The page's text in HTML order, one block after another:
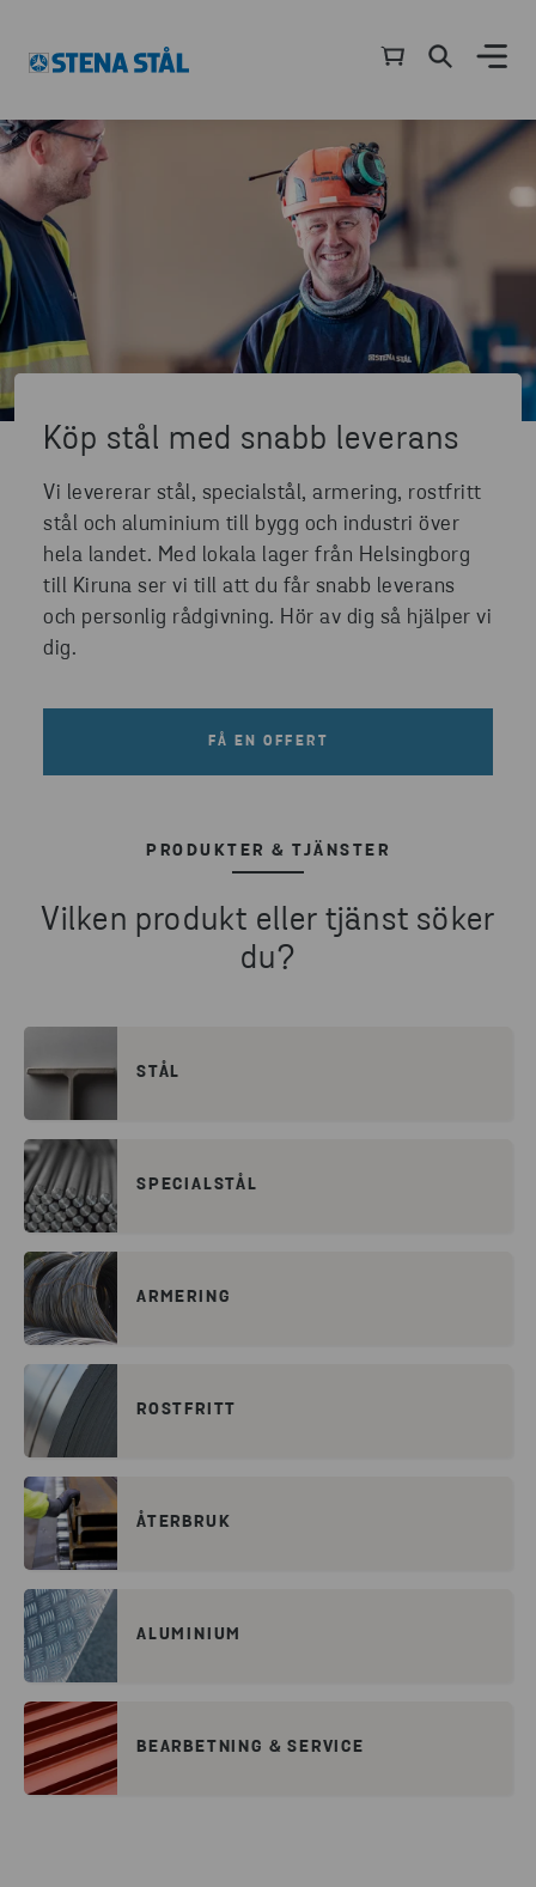
Köp stål med snabb leverans
Vi levererar stål, specialstål, armering, rostfritt
stål och aluminium till bygg och industri över
hela landet. Med lokala lager från Helsingborg
till Kiruna ser vi till att du får snabb leverans
och personlig rådgivning. Hör av dig så hjälper vi
dig.
FÅ EN OFFERT
PRODUKTER & TJÄNSTER
Vilken produkt eller tjänst söker
du?
STÅL
SPECIALSTÅL
ARMERING
ROSTFRITT
ÅTERBRUK
ALUMINIUM
BEARBETNING & SERVICE